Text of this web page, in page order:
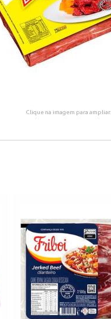
Clique na imagem para ampliar.